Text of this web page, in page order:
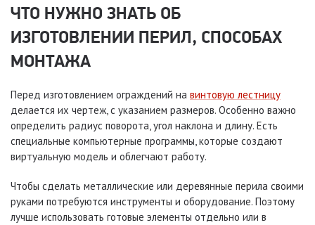
ЧТО НУЖНО ЗНАТЬ ОБ
ИЗГОТОВЛЕНИИ ПЕРИЛ, СПОСОБАХ
МОНТАЖА
Перед изготовлением ограждений на винтовую лестницу
делается их чертеж, с указанием размеров. Особенно важно
определить радиус поворота, угол наклона и длину. Есть
специальные компьютерные программы, которые создают
виртуальную модель и облегчают работу.
Чтобы сделать металлические или деревянные перила своими
руками потребуются инструменты и оборудование. Поэтому
лучше использовать готовые элементы отдельно или в